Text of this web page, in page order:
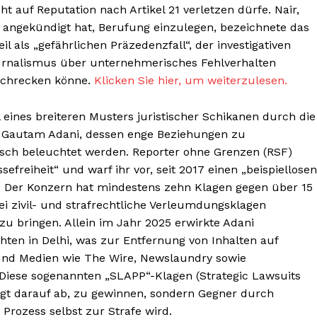
Subscription Plans
My account
Subscription Plans
My account
auf Reputation nach Artikel 21 verletzen dürfe. Nair,
hat, Berufung einzulegen, bezeichnete das
als „gefährlichen Präzedenzfall“, der investigativen
über unternehmerisches Fehlverhalten
könne. Klicken Sie hier, um weiterzulesen.
breiteren Musters juristischer Schikanen durch die
Adani, dessen enge Beziehungen zu
beleuchtet werden. Reporter ohne Grenzen (RSF)
und warf ihr vor, seit 2017 einen „beispiellosen
Konzern hat mindestens zehn Klagen gegen über 15
zivil- und strafrechtliche Verleumdungsklagen
bringen. Allein im Jahr 2025 erwirkte Adani
in Delhi, was zur Entfernung von Inhalten auf
Medien wie The Wire, Newslaundry sowie
sogenannten „SLAPP“-Klagen (Strategic Lawsuits
darauf ab, zu gewinnen, sondern Gegner durch
selbst zur Strafe wird.